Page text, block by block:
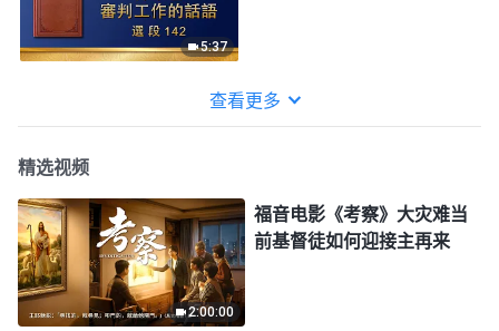
5:37
查看更多
精选视频
2:00:00
福音电影《考察》大灾难当
前基督徒如何迎接主再来